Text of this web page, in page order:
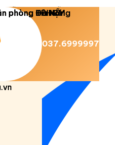
© Luật Dương Gia